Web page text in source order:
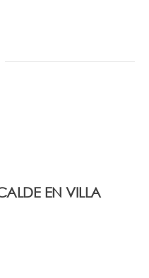
EN VILLA